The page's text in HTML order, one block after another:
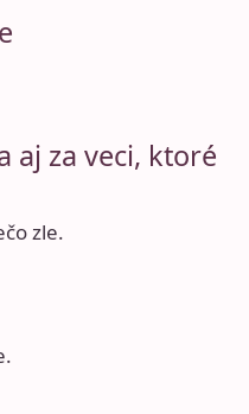
aj za veci, ktoré
zle.